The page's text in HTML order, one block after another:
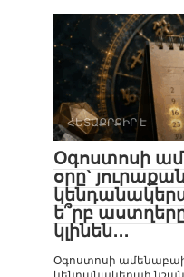
ՀԵՏԱՔՐՔԻՐ Է
Օգոստոսի
օրը`
ե՞րբ
կլինեն․․․
Օգոստոսի